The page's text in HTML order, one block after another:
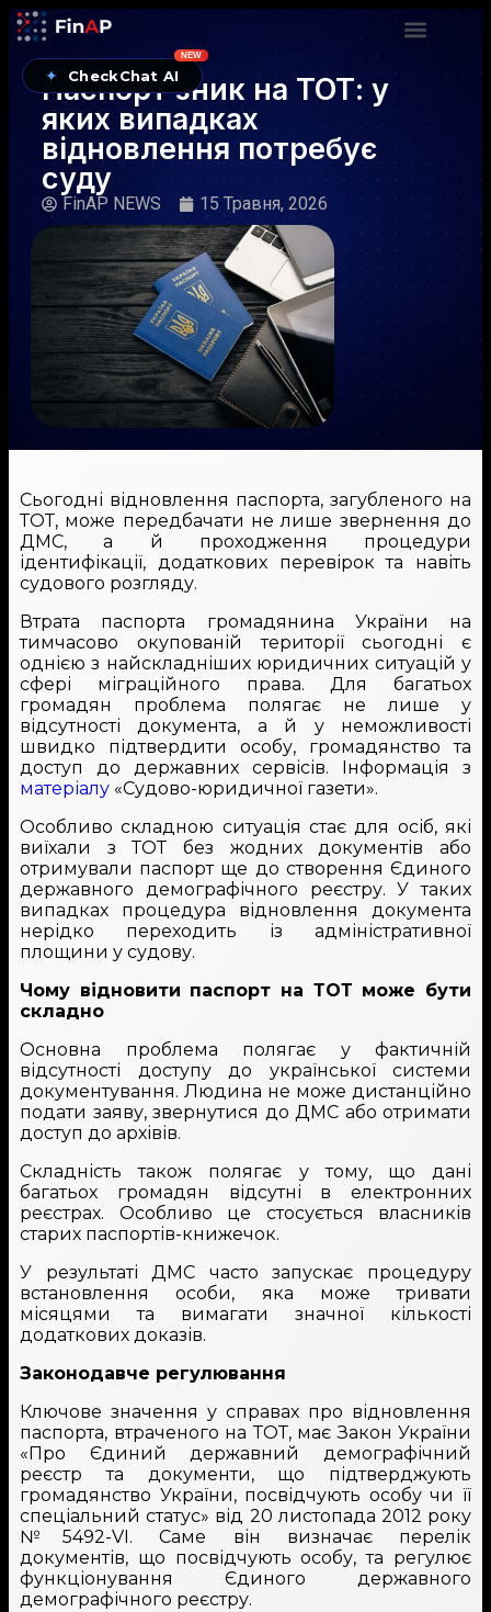
✦ CheckChat AI
NEW
Паспорт зник на ТОТ: у
яких випадках
відновлення потребує
суду
FinAP NEWS 15 Травня, 2026
Сьогодні відновлення паспорта, загубленого на
ТОТ, може передбачати не лише звернення до
ДМС, а й проходження процедури
ідентифікації, додаткових перевірок та навіть
судового розгляду.
Втрата паспорта громадянина України на
тимчасово окупованій території сьогодні є
однією з найскладніших юридичних ситуацій у
сфері міграційного права. Для багатьох
громадян проблема полягає не лише у
відсутності документа, а й у неможливості
швидко підтвердити особу, громадянство та
доступ до державних сервісів. Інформація з
матеріалу «Судово-юридичної газети».
Особливо складною ситуація стає для осіб, які
виїхали з ТОТ без жодних документів або
отримували паспорт ще до створення Єдиного
державного демографічного реєстру. У таких
випадках процедура відновлення документа
нерідко переходить із адміністративної
площини у судову.
Чому відновити паспорт на ТОТ може бути
складно
Основна проблема полягає у фактичній
відсутності доступу до української системи
документування. Людина не може дистанційно
подати заяву, звернутися до ДМС або отримати
доступ до архівів.
Складність також полягає у тому, що дані
багатьох громадян відсутні в електронних
реєстрах. Особливо це стосується власників
старих паспортів-книжечок.
У результаті ДМС часто запускає процедуру
встановлення особи, яка може тривати
місяцями та вимагати значної кількості
додаткових доказів.
Законодавче регулювання
Ключове значення у справах про відновлення
паспорта, втраченого на ТОТ, має Закон України
«Про Єдиний державний демографічний
реєстр та документи, що підтверджують
громадянство України, посвідчують особу чи її
спеціальний статус» від 20 листопада 2012 року
№5492-VI. Саме він визначає перелік
документів, що посвідчують особу, та регулює
функціонування Єдиного державного
демографічного реєстру.